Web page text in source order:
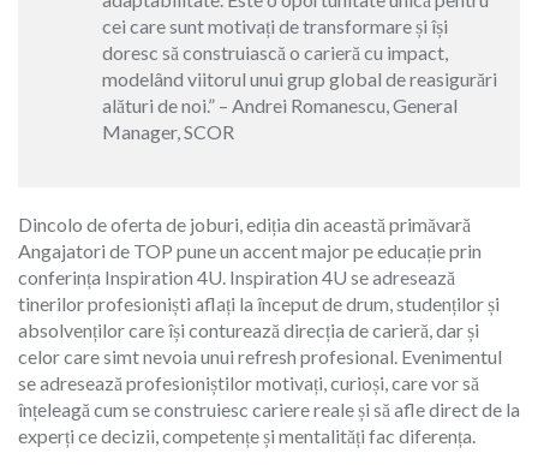
cei care sunt motivați de transformare și își
doresc să construiască o carieră cu impact,
modelând viitorul unui grup global de reasigurări
alături de noi.” – Andrei Romanescu, General
Manager, SCOR
Dincolo de oferta de joburi, ediția din această primăvară
Angajatori de TOP pune un accent major pe educație prin
conferința Inspiration 4U. Inspiration 4U se adresează
tinerilor profesioniști aflați la început de drum, studenților și
absolvenților care își conturează direcția de carieră, dar și
celor care simt nevoia unui refresh profesional. Evenimentul
se adresează profesioniștilor motivați, curioși, care vor să
înțeleagă cum se construiesc cariere reale și să afle direct de la
experți ce decizii, competențe și mentalități fac diferența.